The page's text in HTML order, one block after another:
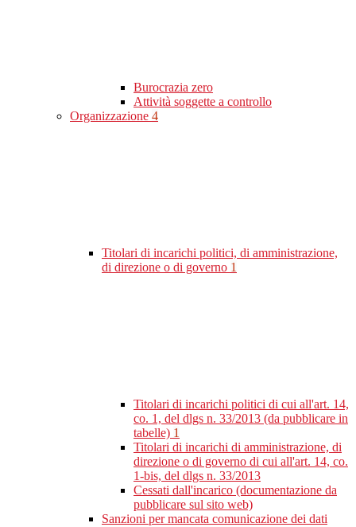
Burocrazia zero
Attività soggette a controllo
Organizzazione 4
Titolari di incarichi politici, di amministrazione,
di direzione o di governo 1
Titolari di incarichi politici di cui all'art. 14,
co. 1, del dlgs n. 33/2013 (da pubblicare in
tabelle) 1
Titolari di incarichi di amministrazione, di
direzione o di governo di cui all'art. 14, co.
1-bis, del dlgs n. 33/2013
Cessati dall'incarico (documentazione da
pubblicare sul sito web)
Sanzioni per mancata comunicazione dei dati